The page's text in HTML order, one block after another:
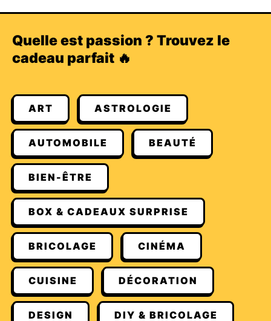
Quelle est passion ? Trouvez le
cadeau parfait 🔥
ART ASTROLOGIE
AUTOMOBILE BEAUTÉ
BIEN-ÊTRE
BOX & CADEAUX SURPRISE
BRICOLAGE CINÉMA
CUISINE DÉCORATION
DESIGN DIY & BRICOLAGE